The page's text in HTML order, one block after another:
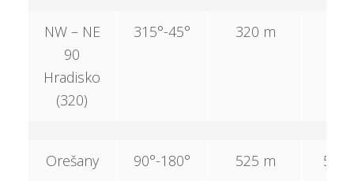
NW – NE
90
Hradisko
(320)
315°-45° 320 m
Orešany 90°-180° 525 m 525